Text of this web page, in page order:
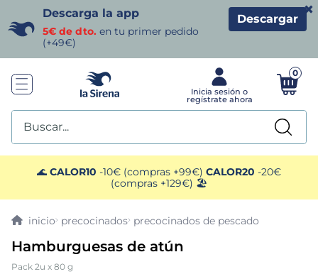
Descarga la app
5€ de dto. en tu primer pedido
(+49€)
Descargar
×
0
Buscar...
🌊 CALOR10 -10€ (compras +99€) CALOR20 -20€
(compras +129€) 🏖️
precocinados precocinados de pescado
Hamburguesas de atún
Pack 2u x 80 g
TÉRMINOS MÁS BUSCADOS
1. helados sirena
3. patatas